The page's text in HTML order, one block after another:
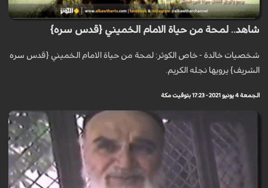
شاهد.. لمحة من حياة الامام الخميني {قدس سره}
شخصيات خالدة - خاص الكوثر: لمحة من حياة الامام الخميني {قدس سره
الشريف} يرويها نجله الكريم.
الجمعة 4 يونيو 2021 - 17:23 بتوقيت مكة